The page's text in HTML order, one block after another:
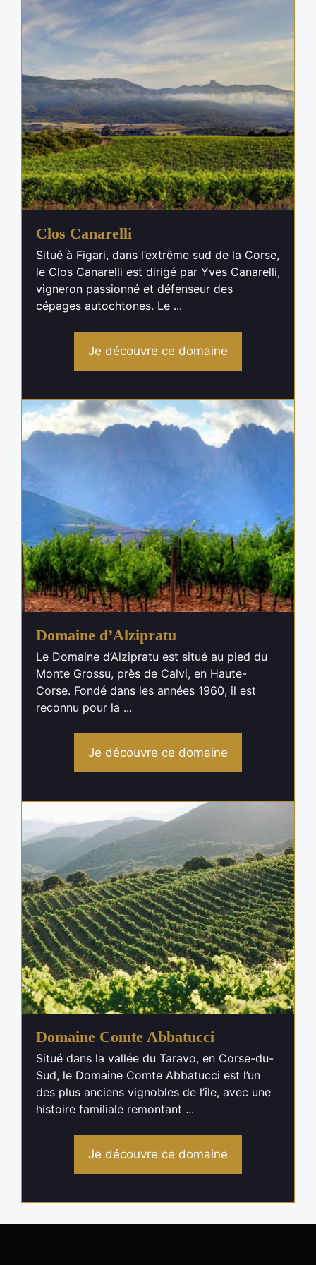
Clos Canarelli
Situé à Figari, dans l’extrême sud de la Corse,
le Clos Canarelli est dirigé par Yves Canarelli,
vigneron passionné et défenseur des
cépages autochtones. Le ...
Je découvre ce domaine
Domaine d’Alzipratu
Le Domaine d’Alzipratu est situé au pied du
Monte Grossu, près de Calvi, en Haute-
Corse. Fondé dans les années 1960, il est
reconnu pour la ...
Je découvre ce domaine
Domaine Comte Abbatucci
Situé dans la vallée du Taravo, en Corse-du-
Sud, le Domaine Comte Abbatucci est l’un
des plus anciens vignobles de l’île, avec une
histoire familiale remontant ...
Je découvre ce domaine